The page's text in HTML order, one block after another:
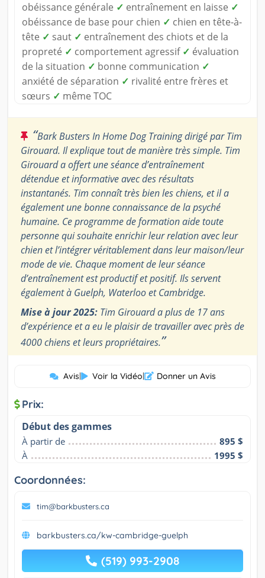
obéissance générale ✓ entraînement en laisse ✓
obéissance de base pour chien ✓ chien en tête-à-
tête ✓ saut ✓ entraînement des chiots et de la
propreté ✓ comportement agressif ✓ évaluation
de la situation ✓ bonne communication ✓
anxiété de séparation ✓ rivalité entre frères et
sœurs ✓ même TOC
“Bark Busters In Home Dog Training dirigé par Tim
Girouard. Il explique tout de manière très simple. Tim
Girouard a offert une séance d’entraînement
détendue et informative avec des résultats
instantanés. Tim connaît très bien les chiens, et il a
également une bonne connaissance de la psyché
humaine. Ce programme de formation aide toute
personne qui souhaite enrichir leur relation avec leur
chien et l’intégrer véritablement dans leur maison/leur
mode de vie. Chaque moment de leur séance
d’entraînement est productif et positif. Ils servent
également à Guelph, Waterloo et Cambridge.
Mise à jour 2025: Tim Girouard a plus de 17 ans
d’expérience et a eu le plaisir de travailler avec près de
4000 chiens et leurs propriétaires.”
Avis| Voir la Vidéo| Donner un Avis
Prix:
Début des gammes
À partir de
895 $
À
1995 $
Coordonnées:
tim@barkbusters.ca
barkbusters.ca/kw-cambridge-guelph
(519) 993-2908